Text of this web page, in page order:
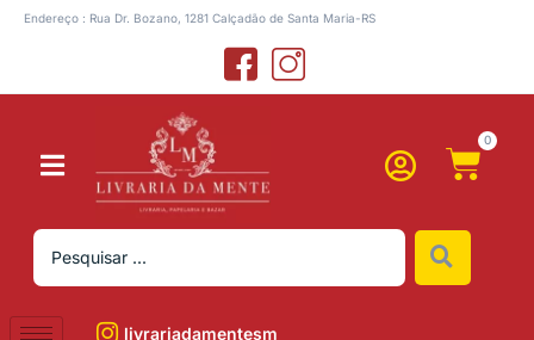
Endereço : Rua Dr. Bozano, 1281 Calçadão de Santa Maria-RS
0
livrariadamentesm